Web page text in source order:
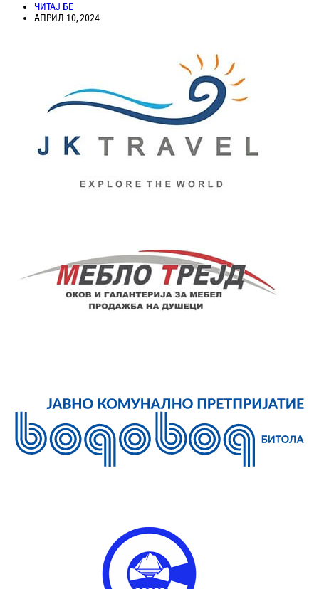
ЧИТАЈ БЕ
АПРИЛ 10, 2024